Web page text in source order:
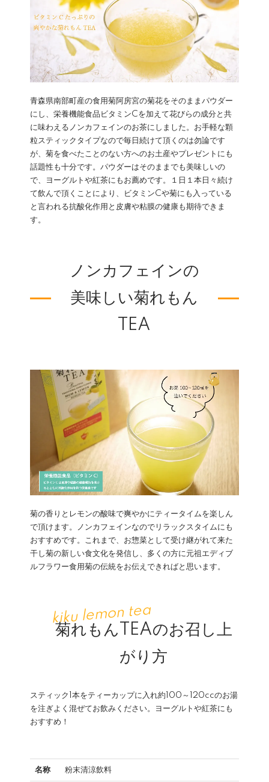
青森県南部町産の食用菊阿房宮の菊花をそのままパウダー
にし、栄養機能食品ビタミンCを加えて花びらの成分と共
に味わえるノンカフェインのお茶にしました。お手軽な顆
粒スティックタイプなので毎日続けて頂くのは勿論です
が、菊を食べたことのない方へのお土産やプレゼントにも
話題性も十分です。パウダーはそのままでも美味しいの
で、ヨーグルトや紅茶にもお薦めです。１日１本日々続け
て飲んで頂くことにより、ビタミンCや菊にも入っている
と言われる抗酸化作用と皮膚や粘膜の健康も期待できま
す。
ノンカフェインの
美味しい菊れもん
TEA
菊の香りとレモンの酸味で爽やかにティータイムを楽しん
で頂けます。ノンカフェインなのでリラックスタイムにも
おすすめです。これまで、お惣菜として受け継がれて来た
干し菊の新しい食文化を発信し、多くの方に元祖エディブ
ルフラワー食用菊の伝統をお伝えできればと思います。
菊れもんTEAのお召し上
がり方
スティック1本をティーカップに入れ約100～120ccのお湯
を注ぎよく混ぜてお飲みください。ヨーグルトや紅茶にも
おすすめ！
名称 粉末清涼飲料